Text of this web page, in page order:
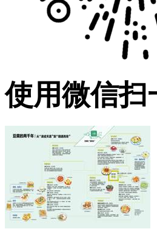
使用微信扫